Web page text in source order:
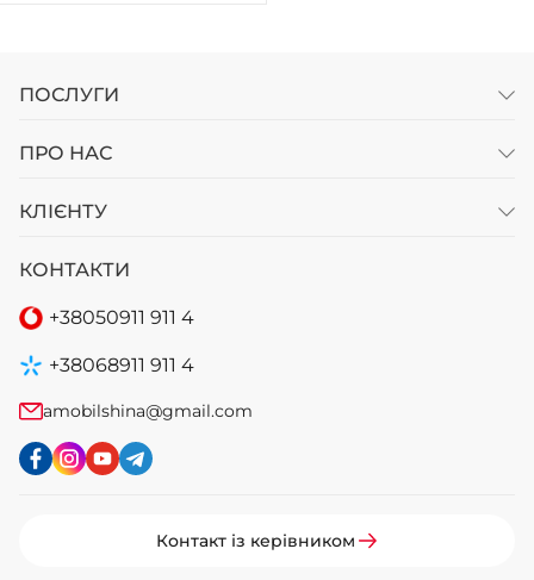
ПОСЛУГИ
ПРО НАС
КЛІЄНТУ
КОНТАКТИ
+38050911 911 4
+38068911 911 4
amobilshina@gmail.com
Контакт із керівником